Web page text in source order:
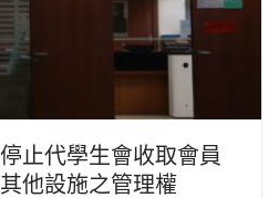
止代學生會收取會員
他設施之管理權